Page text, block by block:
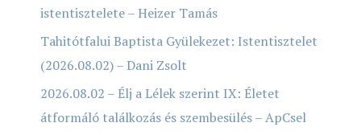
istentisztelete – Heizer Tamás
Tahitótfalui Baptista Gyülekezet: Istentisztelet
(2026.08.02) – Dani Zsolt
2026.08.02 – Élj a Lélek szerint IX: Életet
átformáló találkozás és szembesülés – ApCsel